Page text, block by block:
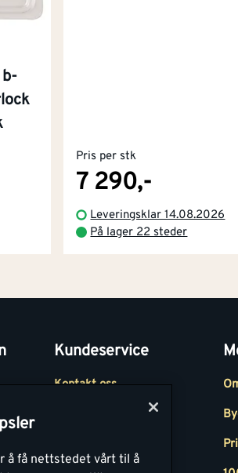
Pris per stk
7 290,-
Leveringsklar 14.08.2026
På lager 22 steder
Kundeservice
Kontakt oss
å få nettstedet vårt til å